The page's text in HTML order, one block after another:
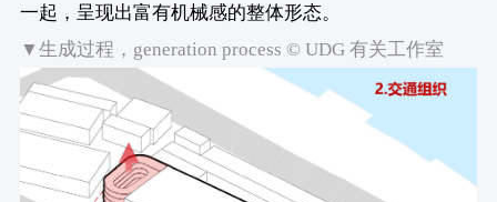
一起，呈现出富有机械感的整体形态。
▼生成过程，generation process © UDG 有关工作室